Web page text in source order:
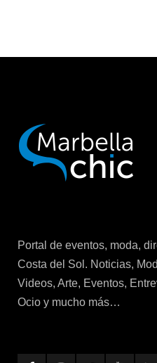
Portal de eventos, moda,
Costa del Sol. Noticias,
Videos, Arte, Eventos,
Ocio y mucho más…